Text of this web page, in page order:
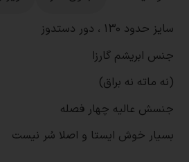
سایز حدود 130 ، دور دستدوز
جنس ابریشم گارزا
(نه ماته نه براق)
جنسش عالیه چهار فصله
بسیار خوش ایستا و اصلا سُر نیست